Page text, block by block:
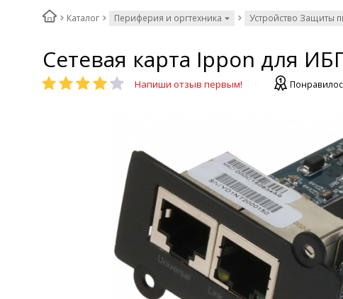
Каталог Периферия и оргтехника Устройство Защиты
Сетевая карта Ippon для
Напиши отзыв первым!